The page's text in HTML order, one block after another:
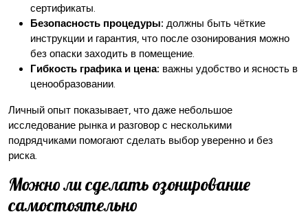
сертификаты.
Безопасность процедуры: должны быть чёткие
инструкции и гарантия, что после озонирования можно
без опаски заходить в помещение.
Гибкость графика и цена: важны удобство и ясность в
ценообразовании.
Личный опыт показывает, что даже небольшое
исследование рынка и разговор с несколькими
подрядчиками помогают сделать выбор уверенно и без
риска.
Можно ли сделать озонирование
самостоятельно